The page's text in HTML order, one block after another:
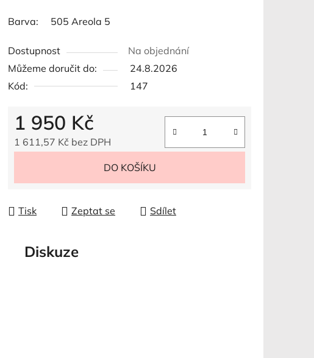
hvězdiček.
Barva: 505 Areola 5
Dostupnost
Na objednání
Můžeme doručit do:
24.8.2026
Kód:
147
1 950 Kč
1 611,57 Kč bez DPH
DO KOŠÍKU
Tisk Zeptat se Sdílet
Diskuze